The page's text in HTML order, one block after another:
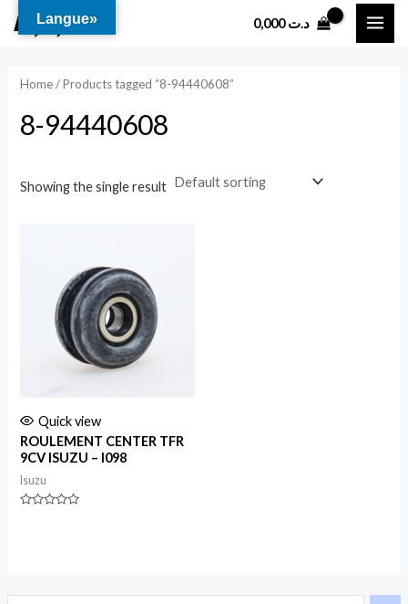
د.ت0,000
Home/ Products tagged “8-94440608”
8-94440608
Showing the single result
Quick view
ROULEMENT CENTER TFR
9CV ISUZU – I098
Isuzu
Langue»